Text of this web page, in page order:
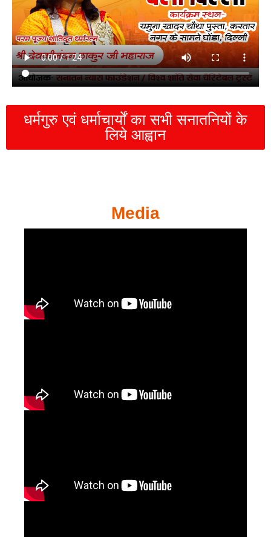
धर्मगुरु एवं धर्माचार्यों का सभी सनातनियों के
लिये आह्वान
Media